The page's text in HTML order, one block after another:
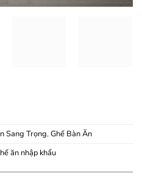
Sang Trọng, Ghế Bàn Ăn
ăn nhập khẩu